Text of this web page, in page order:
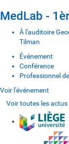
MedLab -
À l'auditoire
Tilman
Événement
Conférence
Professionnel
Voir l'événement
Voir toutes les actus